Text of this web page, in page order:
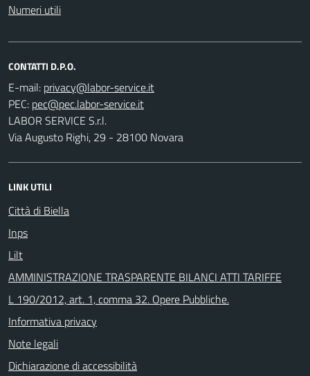
Numeri utili
CONTATTI D.P.O.
E-mail:
PEC:
LABOR SERVICE S.r.l.
Via Augusto Righi, 29 - 28100 Novara
LINK UTILI
Città di Biella
Inps
Lilt
AMMINISTRAZIONE TRASPARENTE BILANCI ATTI TARIFFE
L 190/2012, art. 1, comma 32. Opere Pubbliche.
Informativa privacy
Note legali
Dichiarazione di accessibilità